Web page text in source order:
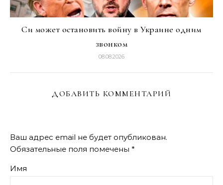
Си может остановить войну в Украине одним
звонком
08.08.2026
ДОБАВИТЬ КОММЕНТАРИЙ
Ваш адрес email не будет опубликован.
Обязательные поля помечены *
Имя